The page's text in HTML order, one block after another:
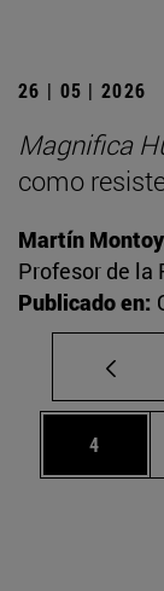
26 | 05 | 2026
Magnifica
como
Martín
Profesor de la
Publicado en:
Página
4